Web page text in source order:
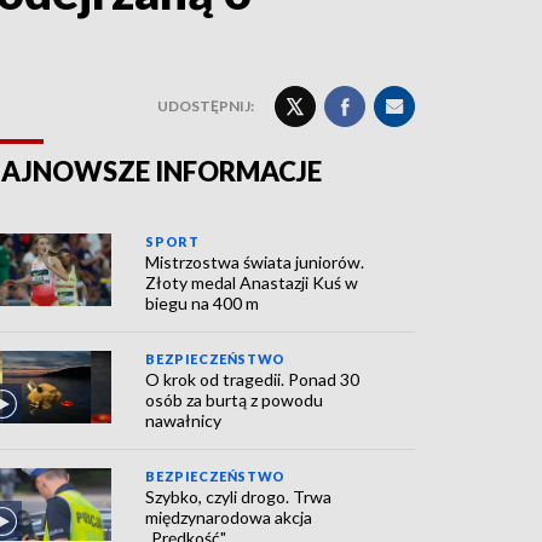
UDOSTĘPNIJ:
INFORMACJE
SPORT
Mistrzostwa świata juniorów.
Złoty medal Anastazji Kuś w
biegu na 400 m
BEZPIECZEŃSTWO
O krok od tragedii. Ponad 30
osób za burtą z powodu
nawałnicy
BEZPIECZEŃSTWO
Szybko, czyli drogo. Trwa
międzynarodowa akcja
„Prędkość"